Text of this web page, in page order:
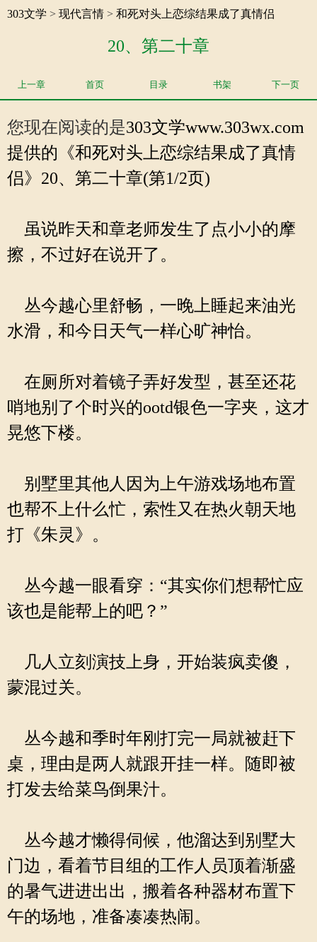
303文学 > 现代言情 > 和死对头上恋综结果成了真情侣
20、第二十章
上一章 首页 目录 书架 下一页
您现在阅读的是303文学www.303wx.com
提供的《和死对头上恋综结果成了真情
侣》20、第二十章(第1/2页)
虽说昨天和章老师发生了点小小的摩
擦，不过好在说开了。
丛今越心里舒畅，一晚上睡起来油光
水滑，和今日天气一样心旷神怡。
在厕所对着镜子弄好发型，甚至还花
哨地别了个时兴的ootd银色一字夹，这才
晃悠下楼。
别墅里其他人因为上午游戏场地布置
也帮不上什么忙，索性又在热火朝天地
打《朱灵》。
丛今越一眼看穿：“其实你们想帮忙应
该也是能帮上的吧？”
几人立刻演技上身，开始装疯卖傻，
蒙混过关。
丛今越和季时年刚打完一局就被赶下
桌，理由是两人就跟开挂一样。随即被
打发去给菜鸟倒果汁。
丛今越才懒得伺候，他溜达到别墅大
门边，看着节目组的工作人员顶着渐盛
的暑气进进出出，搬着各种器材布置下
午的场地，准备凑凑热闹。